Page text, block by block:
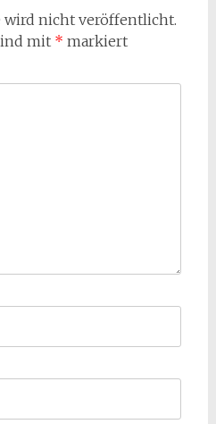
wird nicht veröffentlicht.
mit * markiert